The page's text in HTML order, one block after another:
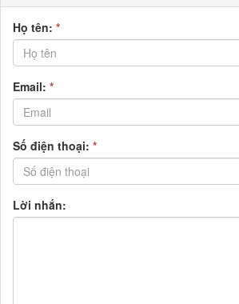
Họ tên: *
Email: *
Số điện thoại: *
Lời nhắn: